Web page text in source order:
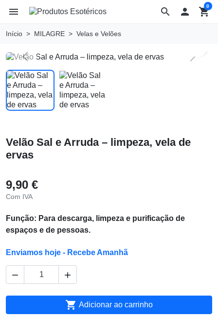
search
menu  shopping_cart
0
Início MILAGRE Velas e Velões
Previous Next
Velão Sal e Arruda – limpeza, vela de
ervas
9,90 €
Com IVA
Função: Para descarga, limpeza e purificação de
espaços e de pessoas.
Enviamos hoje - Recebe Amanhã
 
 Adicionar ao carrinho